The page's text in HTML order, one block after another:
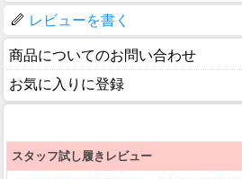
レビューを書く
商品についてのお問い合わせ
お気に入りに登録
スタッフ試し履きレビュー